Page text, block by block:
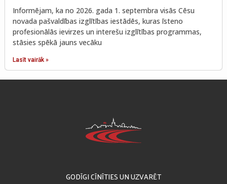
Informējam, ka no 2026. gada 1. septembra visās Cēsu
novada pašvaldības izglītības iestādēs, kuras īsteno
profesionālās ievirzes un interešu izglītības programmas,
stāsies spēkā jauns vecāku
Lasīt vairāk »
GODĪGI CĪNĪTIES UN UZVARĒT